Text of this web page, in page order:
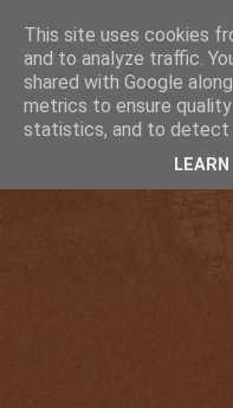
This site uses cookies
and to analyze traffic.
shared with Google
metrics to ensure
statistics, and to detect